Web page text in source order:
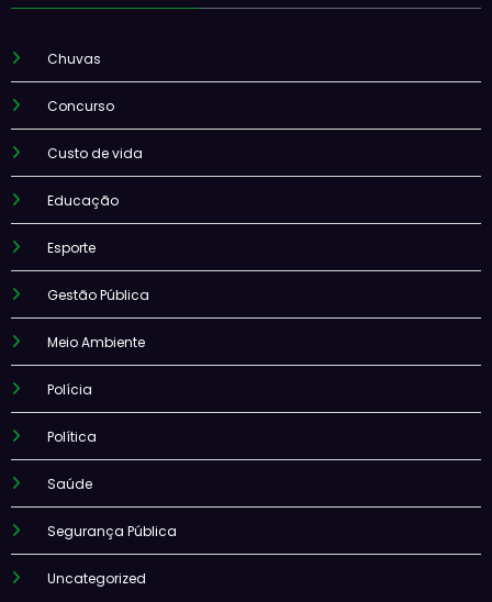
Chuvas
Concurso
Custo de vida
Educação
Esporte
Gestão Pública
Meio Ambiente
Polícia
Política
Saúde
Segurança Pública
Uncategorized